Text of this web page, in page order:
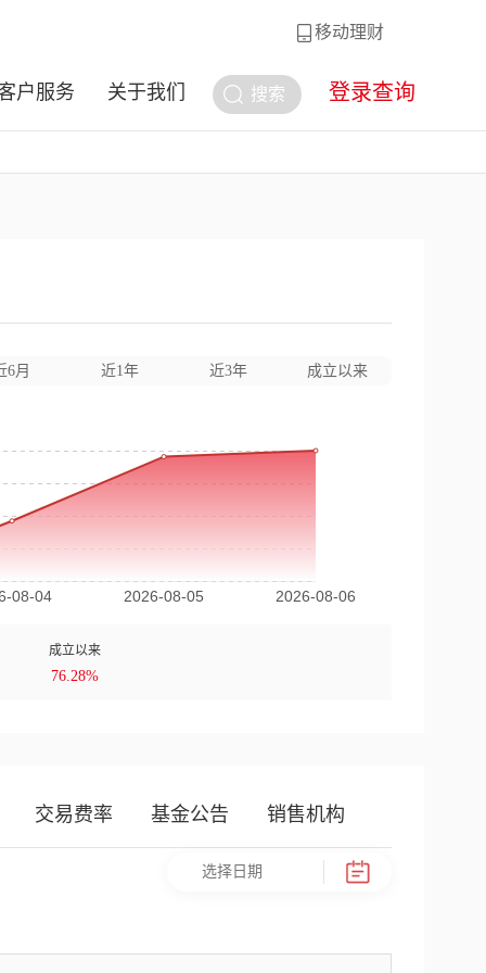
移动理财
搜索 登录查询
户服务 关于我们
6月 近1年 近3年 成立以来
成立以来
76.28%
交易费率 基金公告 销售机构